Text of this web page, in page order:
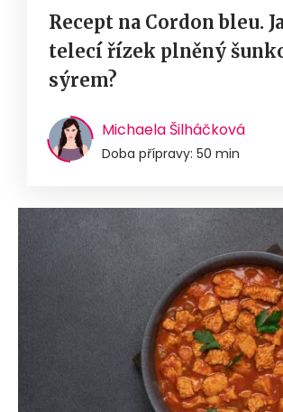
Recept na Cordon bleu.
telecí řízek plněný
sýrem?
Michaela Šilháčková
Doba přípravy: 50 min